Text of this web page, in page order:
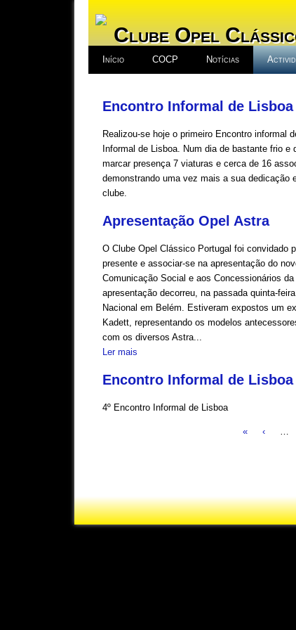
Clube Opel
Início COCP Notícias
Encontro Informal de
Realizou-se hoje o primeiro Encontro informal
Informal de Lisboa. Num dia de bastante frio e
marcar presença 7 viaturas e cerca de 16
demonstrando uma vez mais a sua dedicação
clube.
Apresentação Opel Astra
O Clube Opel Clássico Portugal foi convidado
presente e associar-se na apresentação do
Comunicação Social e aos Concessionários
apresentação decorreu, na passada quinta-
Nacional em Belém. Estiveram expostos um
Kadett, representando os modelos
com os diversos Astra...
Ler mais
Encontro Informal de Lisboa
4º Encontro Informal de Lisboa
« ‹